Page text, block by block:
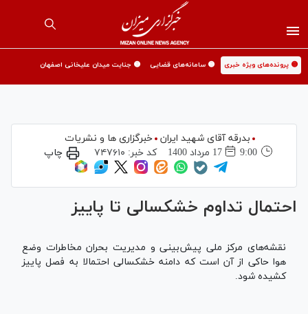
🟡 پرونده‌های ویژه خبری 🟡 سامانه‌های قضایی 🟡 جنایت میدان علیخانی اصفهان
بدرقه آقای شهید ایران
خبرگزاری ها و نشریات
9:00
17 مرداد 1400 کد خبر: ۷۴۷۶۱۰ چاپ
احتمال تداوم خشکسالی تا پاییز
نقشه‌های مرکز ملی پیش‌بینی و مدیریت بحران مخاطرات وضع
هوا حاکی از آن است که دامنه خشکسالی احتمالا به فصل پاییز
کشیده شود.